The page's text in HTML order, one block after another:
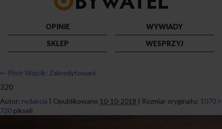
strony
OPINIE
WYWIADY
SKLEP
WESPRZYJ
← Piotr Wójcik: Zakredytowani
320
Autor: redakcja | Opublikowano 10-10-2018 | Rozmiar oryginału: 1070 ×
720 pikseli